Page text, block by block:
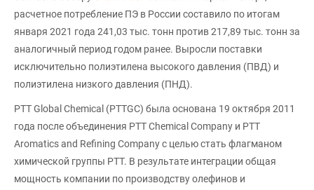
расчетное потребление ПЭ в России составило по итогам
января 2021 года 241,03 тыс. тонн против 217,89 тыс. тонн за
аналогичный период годом ранее. Выросли поставки
исключительно полиэтилена высокого давления (ПВД) и
полиэтилена низкого давления (ПНД).
PTT Global Chemical (PTTGC) была основана 19 октября 2011
года после объединения PTT Chemical Company и PTT
Aromatics and Refining Company с целью стать флагманом
химической группы PTT. В результате интеграции общая
мощность компании по производству олефинов и